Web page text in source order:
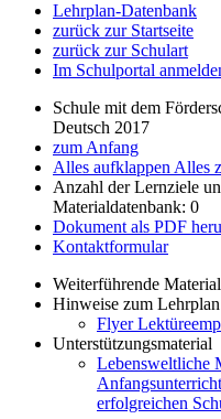
Lehrplan-Datenbank
zurück zur Startseite
zurück zur Schulart
Im Schulportal
Schule mit dem
Deutsch 2017
zum Anfang
Alles aufklappen Alles
Anzahl der Lernziele
Materialdatenbank: 0
Dokument als PDF
Kontaktformular
Weiterführende
Hinweise zum Lehrplan
Flyer
Unterstützungsmaterial
Lebensweltliche
erfolgreichen